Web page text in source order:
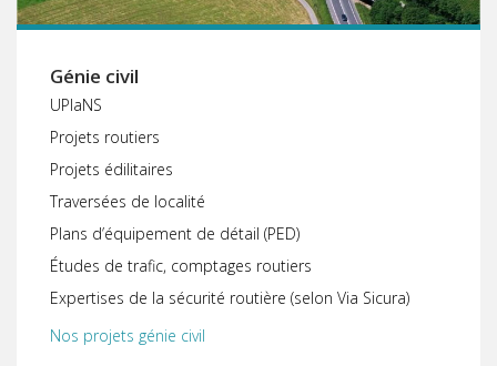
Génie civil
UPlaNS
Projets routiers
Projets édilitaires
Traversées de localité
Plans d’équipement de détail (PED)
Études de trafic, comptages routiers
Expertises de la sécurité routière (selon Via Sicura)
Nos projets génie civil